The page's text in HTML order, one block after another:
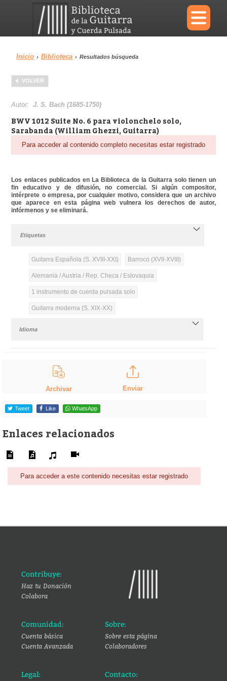
×
Menu
Biblioteca
Área personal Reproductor
Inicio › Biblioteca › Resultados búsqueda
VOLVER
Autor:J. S. Bach (1685-1750)
BWV 1012 Suite No. 6 para violonchelo solo,
Sarabanda (William Ghezzi, Guitarra)
Para acceder al contenido completo necesitas estar registrado
Los enlaces publicados en La Biblioteca de la Guitarra solo tienen un
fin educativo y de difusión, no comercial. Si algún compositor,
intérprete o empresa, por cualquier motivo, considera que un archivo
que aparece en esta página web vulnera los derechos de autor,
infórmenos y se eliminará.
Etiquetas
Guitarra Española (S. XVIII-XXI) Barroco (XVII-XVIII)
Alemania / Austria / Rep. Checa / Eslovaquia
1 instrumento de cuerda pulsada solo
Guitarra moderna (S. XIX-XX)
Idioma
Archivar Enviar
Tweet Like WhatsApp
Enlaces relacionados
Para acceder a este contenido necesitas estar registrado
Contribuye:
Haz tu Donación
Colabora
Comunidad:
Cuenta básica
Cuenta Avanzada
Sobre:
Sobre esta página
Colaboradores
Legal: Contacto: